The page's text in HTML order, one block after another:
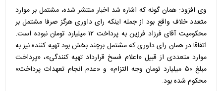
وی افزود: همان گونه که اشاره شد اخبار منتشر شده، مشتمل بر موارد
متعدد خلاف واقع بود از جمله اینکه رای داوری هرگز صرفا مشتمل بر
محکومیت آقای فرزاد فرزین به پرداخت ۱۲ میلیارد تومان نبوده است.
اتفاقا در همان رای داوری که مشتمل برچند بخش بود تهیه کننده نیز به
موارد متعددی از قبیل «اعلام فسخ قرارداد تهیه کنندگی»، «پرداخت
مبلغ ۵۰ میلیارد تومان وجه التزام» و «عدم انجام تعهدات پرداخت»
محکوم شده بود.